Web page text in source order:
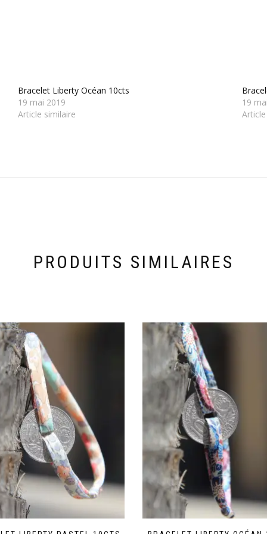
Bracelet Liberty Océan 10cts
19 mai 2019
Article similaire
19
PRODUITS SIMILAIRES